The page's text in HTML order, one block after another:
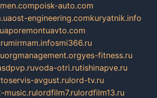
poisk-auto.com
ost-engineering.comkuryatnik.info
poremontuavto.com
mirmam.infosmi366.ru
orgmanagement.orgyes-fitness.ru
voda-otri.rutishinapve.ru
avgust.rulord-tv.ru
music.rulordfilm7.rulordfilm13.ru